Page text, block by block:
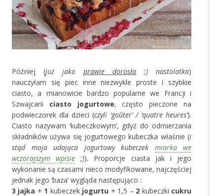
Później (już jako prawie dorosła ;) nastolatka)
nauczyłam się piec inne niezwykle proste i szybkie
ciasto, a mianowicie bardzo popularne we Francji i
Szwajcarii ciasto jogurtowe, często pieczone na
podwieczorek dla dzieci (czyli ‘goûter’ / ‘quatre heures’).
Ciasto nazywam ‘kubeczkowym’, gdyż do odmierzania
składników używa się jogurtowego kubeczka właśnie (i
stąd moja udająca jogurtowy kubeczek miarka we
wczorajszym wpisie ;)). Proporcje ciasta jak i jego
wykonanie są czasami nieco modyfikowane, najczęściej
jednak jego ‘baza’ wygląda następująco :
3 jajka + 1 kubeczek jogurtu + 1,5 – 2 kubeczki cukru